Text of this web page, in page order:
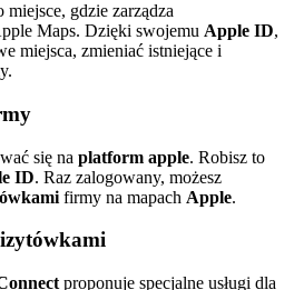
miejsce, gdzie zarządza
Maps. Dzięki swojemu Apple ID,
miejsca, zmieniać istniejące i
się na platform apple. Robisz to
ID. Raz zalogowany, możesz
firmy na mapach Apple.
proponuje specjalne usługi dla